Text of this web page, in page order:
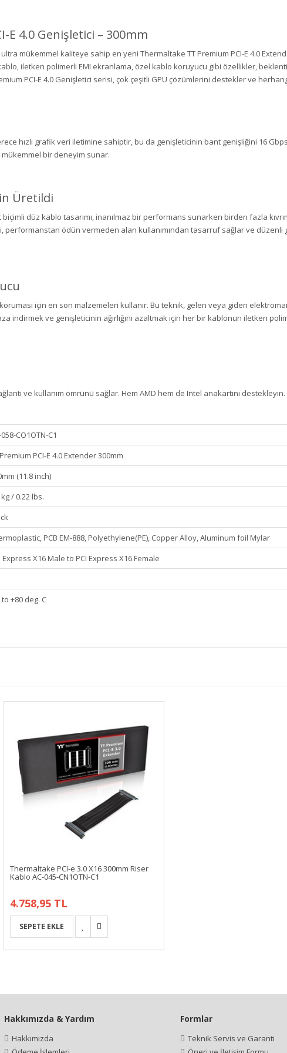
4.0 Genişletici – 300mm
mükemmel kaliteye sahip en yeni Thermaltake TT Premium PCI-E 4.0
iletken polimerli EMI ekranlama, özel kablo koruyucu gibi özellikler,
PCI-E 4.0 Genişletici serisi, çok çeşitli GPU çözümlerini destekler ve
hızlı grafik veri iletimine sahiptir, bu da genişleticinin bant genişliğini 16
bir deneyim sunar.
Üretildi
düz kablo tasarımı, inanılmaz bir performans sunarken birden fazla
performanstan ödün vermeden alan kullanımından tasarruf sağlar ve
için en son malzemeleri kullanır. Bu teknik, gelen veya giden
indirmek ve genişleticinin ağırlığını azaltmak için her bir kablonun iletken
ve kullanım ömrünü sağlar. Hem AMD hem de Intel anakartını destekleyin.
CO1OTN-C1
PCI-E 4.0 Extender 300mm
(11.8 inch)
kg / 0.22 lbs.
PCB EM-888, Polyethylene(PE), Copper Alloy, Aluminum foil Mylar
Express X16 Male to PCI Express X16 Female
to +80 deg. C
Thermaltake PCI-e 3.0 X16 300mm Riser
Kablo AC-045-CN1OTN-C1
4.758,95 TL
Hakkımızda & Yardım
Hakkımızda
Formlar
Teknik Servis ve Garanti